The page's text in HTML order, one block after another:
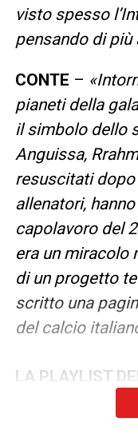
visto spesso
pensando di più
CONTE –
pianeti della
il simbolo dello
Anguissa,
resuscitati dopo
allenatori,
capolavoro del
era un miracolo
di un progetto
scritto una
del calcio
LA PLAYLIST